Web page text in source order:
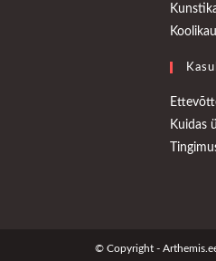
Kuidas
© Copyright -